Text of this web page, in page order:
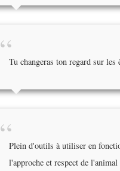
“Tu changeras ton regard sur
“Plein d'outils à utiliser en
l'approche et respect de